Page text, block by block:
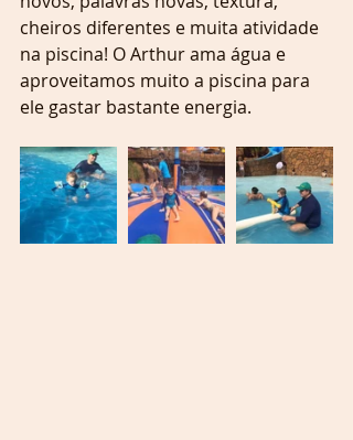
cheiros diferentes e muita atividade
na piscina! O Arthur ama água e
aproveitamos muito a piscina para
ele gastar bastante energia.